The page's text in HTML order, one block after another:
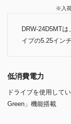
※入
DRW-24D5MT
イプの5.25イン
低消費電力
ドライブを使用して
Green」機能搭載